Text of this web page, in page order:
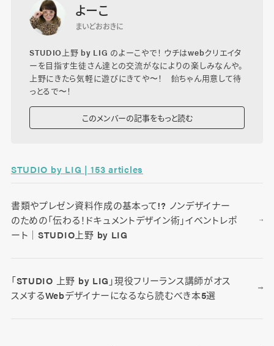
よーこ
まいどおおきに
STUDIO上野 by LIG のよーこやで！ ウチはwebクリエイタ
ーを目指す生徒さん達との交流がなによりの楽しみなんや。
上野にきたら気軽に遊びにきてや〜！ 飴ちゃん用意して待
っとるで〜！
このメンバーの記事をもっと読む
STUDIO by LIG | 153 articles
書類やプレゼン資料作成の基本って!? ノンデザイナー
のための「伝わる！ドキュメントデザイン術」イベントレポ
ート｜STUDIO上野 by LIG
「STUDIO 上野 by LIG」現役フリーランス講師がオス
スメするWebデザイナーになるなら読むべき本5選